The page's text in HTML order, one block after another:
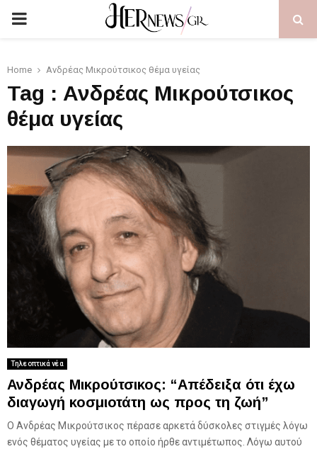
PRIMARY
Home Ανδρέας Μικρούτσικος θέμα υγείας
Tag : Ανδρέας Μικρούτσικος
θέμα υγείας
Τηλεοπτικά νέα
Ανδρέας Μικρούτσικος: “Απέδειξα ότι έχω
διαγωγή κοσμιοτάτη ως προς τη ζωή”
Ο Ανδρέας Μικρούτσικος πέρασε αρκετά δύσκολες στιγμές λόγω
ενός θέματος υγείας με το οποίο ήρθε αντιμέτωπος. Λόγω αυτού